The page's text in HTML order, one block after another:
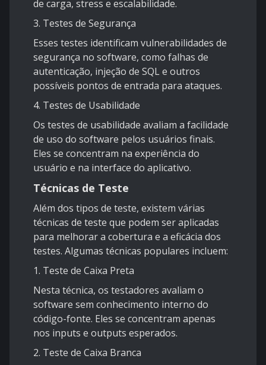
de carga, stress e escalabilidade.
3. Testes de Segurança
Esses testes identificam vulnerabilidades de
segurança no software, como falhas de
autenticação, injeção de SQL e outros
possíveis pontos de entrada para ataques.
4. Testes de Usabilidade
Os testes de usabilidade avaliam a facilidade
de uso do software pelos usuários finais.
Eles se concentram na experiência do
usuário e na interface do aplicativo.
Técnicas de Teste
Além dos tipos de teste, existem várias
técnicas de teste que podem ser aplicadas
para melhorar a cobertura e a eficácia dos
testes. Algumas técnicas populares incluem:
1. Teste de Caixa Preta
Nesta técnica, os testadores avaliam o
software sem conhecimento interno do
código-fonte. Eles se concentram apenas
nos inputs e outputs esperados.
2. Teste de Caixa Branca